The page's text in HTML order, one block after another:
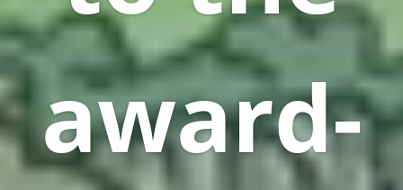
award-